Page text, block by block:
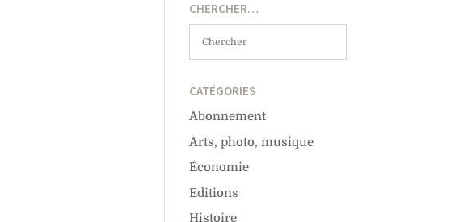
CHERCHER…
CATÉGORIES
Abonnement
Arts, photo, musique
Économie
Editions
Histoire